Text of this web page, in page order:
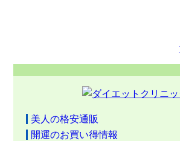
美人の格安通販
開運のお買い得情報